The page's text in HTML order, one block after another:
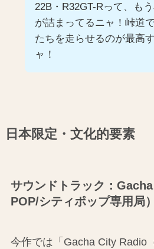
22B・R32GT-Rって、も
が詰まってるニャ！峠道
たちを走らせるのが最高
ャ！
日本限定・文化的要素
サウンドトラック：
POP/シティポップ専用局）
今作では「Gacha City Radio